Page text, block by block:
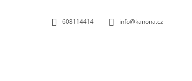
608114414 info@kanona.cz